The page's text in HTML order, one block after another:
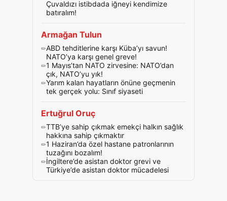
Çuvaldızı istibdada iğneyi kendimize
batıralım!
Armağan Tulun
ABD tehditlerine karşı Küba’yı savun!
NATO’ya karşı genel greve!
1 Mayıs’tan NATO zirvesine: NATO’dan
çık, NATO’yu yık!
Yarım kalan hayatların önüne geçmenin
tek gerçek yolu: Sınıf siyaseti
Ertuğrul Oruç
TTB’ye sahip çıkmak emekçi halkın sağlık
hakkına sahip çıkmaktır
1 Haziran’da özel hastane patronlarının
tuzağını bozalım!
İngiltere’de asistan doktor grevi ve
Türkiye’de asistan doktor mücadelesi